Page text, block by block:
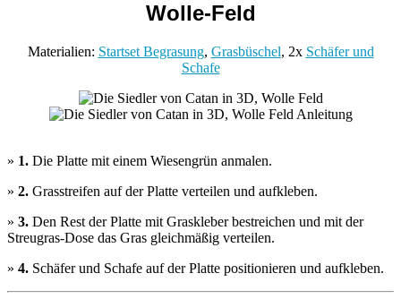
Wolle-Feld
Materialien: Startset Begrasung, Grasbüschel, 2x Schäfer und
Schafe
» 1. Die Platte mit einem Wiesengrün anmalen.
» 2. Grasstreifen auf der Platte verteilen und aufkleben.
» 3. Den Rest der Platte mit Graskleber bestreichen und mit der
Streugras-Dose das Gras gleichmäßig verteilen.
» 4. Schäfer und Schafe auf der Platte positionieren und aufkleben.